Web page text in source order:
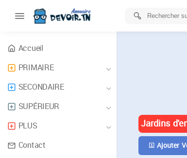
Accueil
PRIMAIRE
SECONDAIRE
SUPÉRIEUR
PLUS
Contact
Jardins
Ajouter